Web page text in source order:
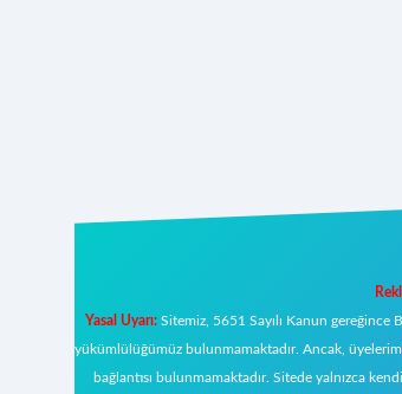
Yasal Uyarı:Sitemiz, 5651 Sayılı Kanun gereğince
yükümlülüğümüz bulunmamaktadır. Ancak,
bağlantısı bulunmamaktadır. Sitede yalnızca